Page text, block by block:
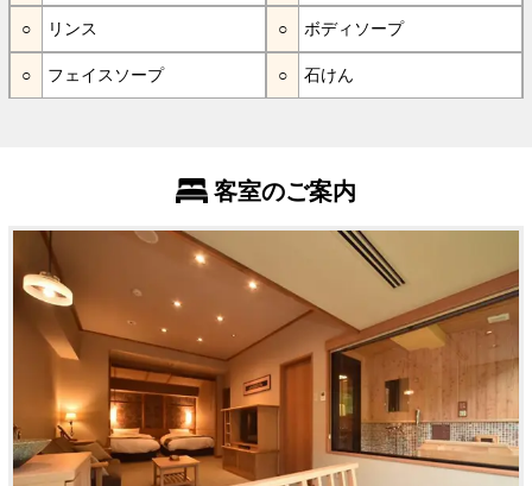
リンス ボディソープ
フェイスソープ 石けん
客室のご案内